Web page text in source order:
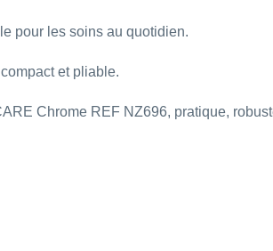
pour les soins au quotidien.
et pliable.
Chrome REF NZ696, pratique,